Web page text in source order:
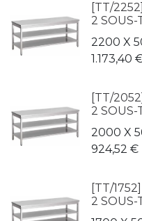
[TT/
2 SOUS-
2200 X
1.173,40
[TT/
2 SOUS-
2000 X
924,52 €
[TT/
2 SOUS-